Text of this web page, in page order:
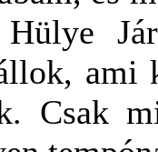
ami
Csak